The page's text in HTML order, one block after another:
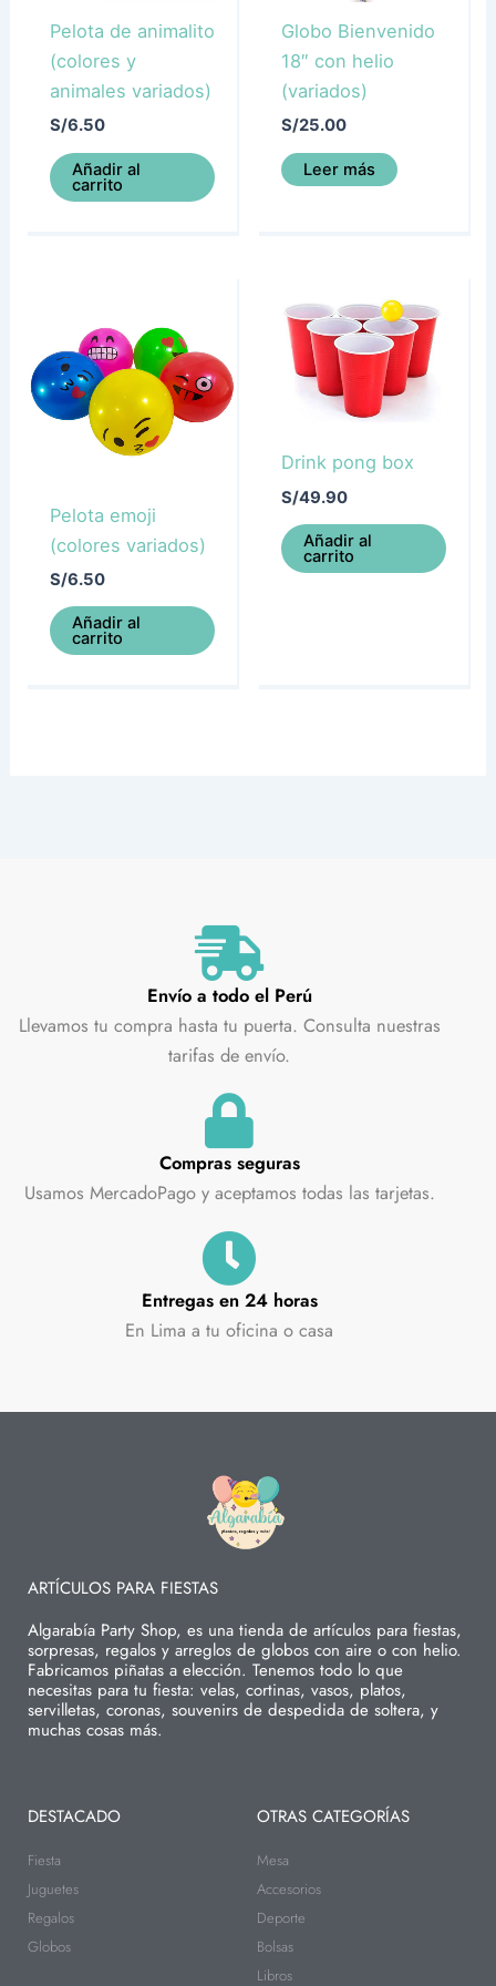
Pelota de animalito
(colores y
animales variados)
S/6.50
Añadir al
carrito
Globo Bienvenido
18″ con helio
(variados)
S/25.00
Leer más
Pelota emoji
(colores variados)
S/6.50
Añadir al
carrito
Drink pong box
S/49.90
Añadir al
carrito
Envío a todo el Perú
Llevamos tu compra hasta tu puerta. Consulta nuestras
tarifas de envío.
Compras seguras
Usamos MercadoPago y aceptamos todas las tarjetas.
Entregas en 24 horas
En Lima a tu oficina o casa
ARTÍCULOS PARA FIESTAS
Algarabía Party Shop, es una tienda de artículos para fiestas,
sorpresas, regalos y arreglos de globos con aire o con helio.
Fabricamos piñatas a elección. Tenemos todo lo que
necesitas para tu fiesta: velas, cortinas, vasos, platos,
servilletas, coronas, souvenirs de despedida de soltera, y
muchas cosas más.
DESTACADO
Fiesta
Juguetes
Regalos
Globos
OTRAS CATEGORÍAS
Mesa
Accesorios
Deporte
Bolsas
Libros